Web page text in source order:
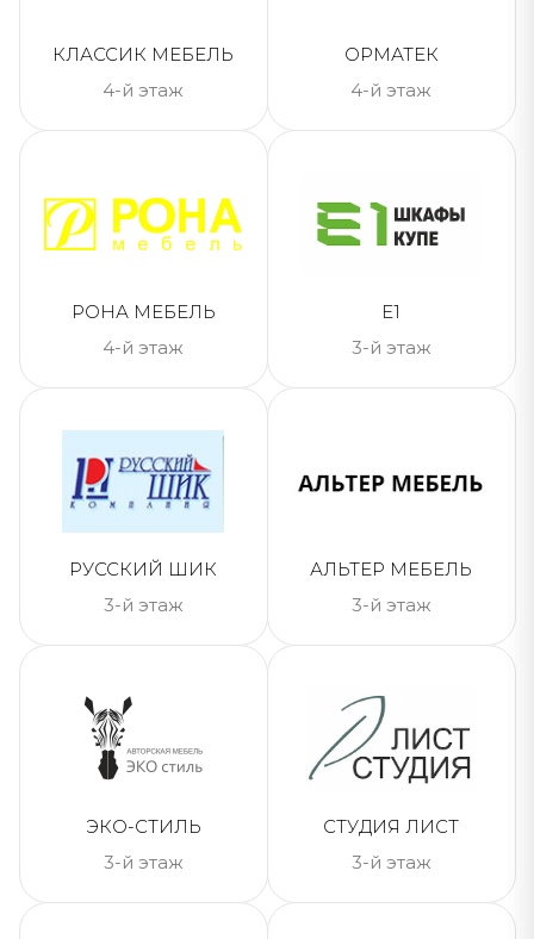
КЛАССИК МЕБЕЛЬ
4-й этаж
ОРМАТЕК
4-й этаж
РОНА МЕБЕЛЬ
4-й этаж
Е1
3-й этаж
РУССКИЙ ШИК
3-й этаж
АЛЬТЕР МЕБЕЛЬ
3-й этаж
ЭКО-СТИЛЬ
3-й этаж
СТУДИЯ ЛИСТ
3-й этаж